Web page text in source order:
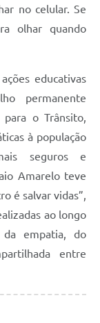
no celular. Se
olhar quando
educativas
permanente
para o Trânsito,
à população
seguros e
Amarelo teve
é salvar vidas”,
ao longo
empatia, do
entre